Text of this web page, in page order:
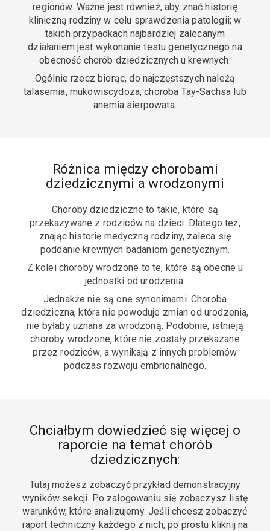
regionów. Ważne jest również, aby znać historię
kliniczną rodziny w celu sprawdzenia patologii; w
takich przypadkach najbardziej zalecanym
działaniem jest wykonanie testu genetycznego na
obecność chorób dziedzicznych u krewnych.
Ogólnie rzecz biorąc, do najczęstszych należą
talasemia, mukowiscydoza, choroba Tay-Sachsa lub
anemia sierpowata.
Różnica między chorobami
dziedzicznymi a wrodzonymi
Choroby dziedziczne to takie, które są
przekazywane z rodziców na dzieci. Dlatego też,
znając historię medyczną rodziny, zaleca się
poddanie krewnych badaniom genetycznym.
Z kolei choroby wrodzone to te, które są obecne u
jednostki od urodzenia.
Jednakże nie są one synonimami. Choroba
dziedziczna, która nie powoduje zmian od urodzenia,
nie byłaby uznana za wrodzoną. Podobnie, istnieją
choroby wrodzone, które nie zostały przekazane
przez rodziców, a wynikają z innych problemów
podczas rozwoju embrionalnego.
Chciałbym dowiedzieć się więcej o
raporcie na temat chorób
dziedzicznych:
Tutaj możesz zobaczyć przykład demonstracyjny
wyników sekcji. Po zalogowaniu się zobaczysz listę
warunków, które analizujemy. Jeśli chcesz zobaczyć
raport techniczny każdego z nich, po prostu kliknij na